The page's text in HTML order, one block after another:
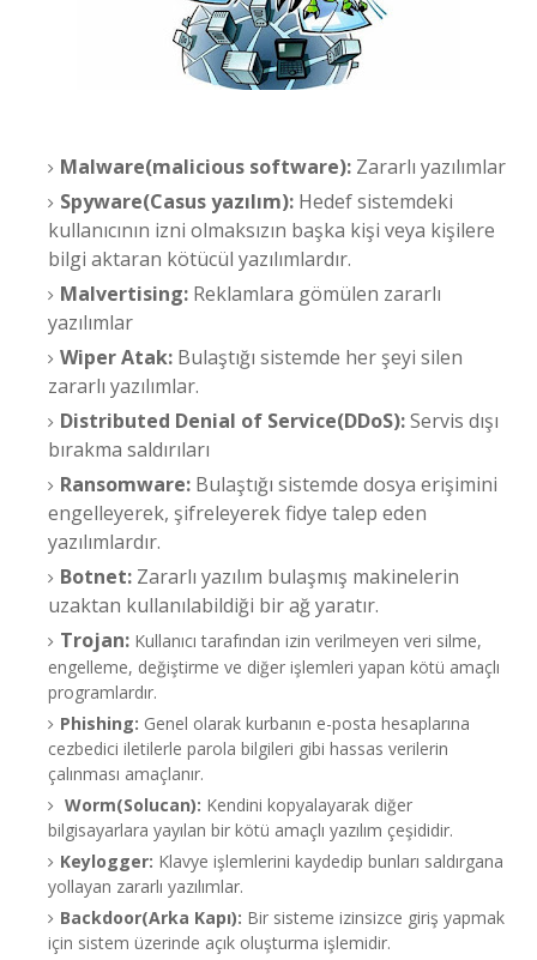
Malware(malicious software): Zararlı yazılımlar
Spyware(Casus yazılım): Hedef sistemdeki
kullanıcının izni olmaksızın başka kişi veya kişilere
bilgi aktaran kötücül yazılımlardır.
Malvertising: Reklamlara gömülen zararlı
yazılımlar
Wiper Atak: Bulaştığı sistemde her şeyi silen
zararlı yazılımlar.
Distributed Denial of Service(DDoS):Servis dışı
bırakma saldırıları
Ransomware: Bulaştığı sistemde dosya erişimini
engelleyerek, şifreleyerek fidye talep eden
yazılımlardır.
Botnet: Zararlı yazılım bulaşmış makinelerin
uzaktan kullanılabildiği bir ağ yaratır.
Trojan: Kullanıcı tarafından izin verilmeyen veri silme,
engelleme, değiştirme ve diğer işlemleri yapan kötü amaçlı
programlardır.
Phishing: Genel olarak kurbanın e-posta hesaplarına
cezbedici iletilerle parola bilgileri gibi hassas verilerin
çalınması amaçlanır.
Worm(Solucan): Kendini kopyalayarak diğer
bilgisayarlara yayılan bir kötü amaçlı yazılım çeşididir.
Keylogger: Klavye işlemlerini kaydedip bunları saldırgana
yollayan zararlı yazılımlar.
Backdoor(Arka Kapı): Bir sisteme izinsizce giriş yapmak
için sistem üzerinde açık oluşturma işlemidir.